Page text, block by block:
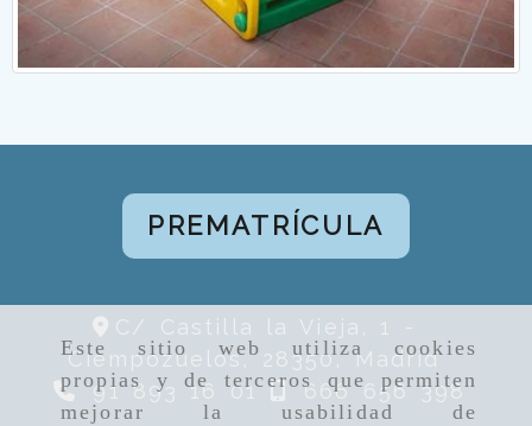
Este sitio web utiliza cookies
propias y de terceros que permiten
mejorar la usabilidad de
PREMATRÍCULA
C/ Castilla la Vieja, 1 -
Ciempozuelos, 28350,Madrid
91 893 16 01
666 656 398